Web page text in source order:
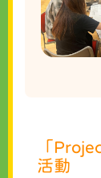
「
活動